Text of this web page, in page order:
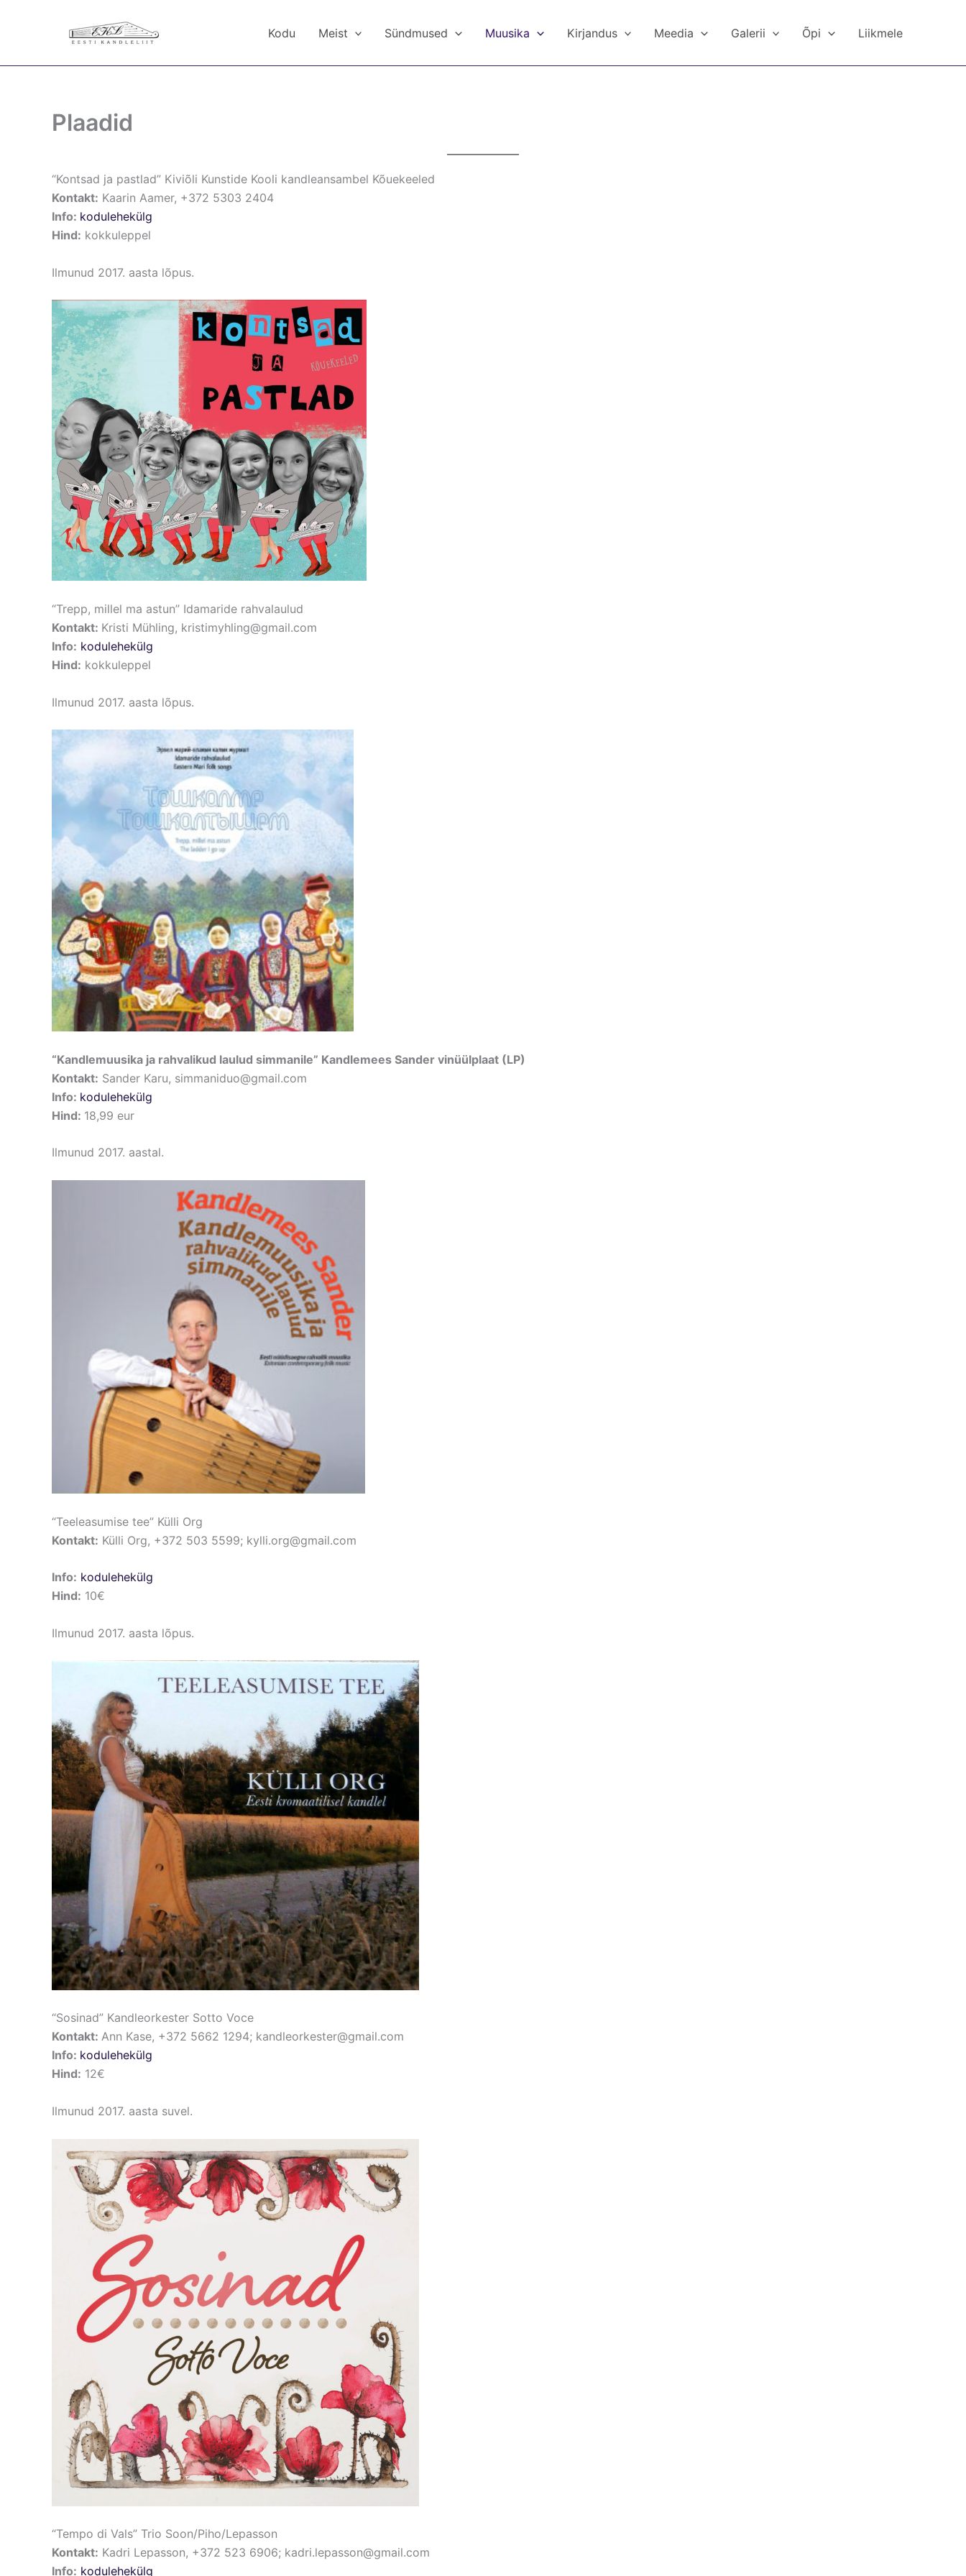
Kodu Meist Sündmused Muusika Kirjandus Meedia Galerii Õpi Liikmele
Plaadid
“Kontsad ja pastlad” Kiviõli Kunstide Kooli kandleansambel Kõuekeeled
Kontakt: Kaarin Aamer, +372 5303 2404
Info: kodulehekülg
Hind: kokkuleppel
Ilmunud 2017. aasta lõpus.
“Trepp, millel ma astun” Idamaride rahvalaulud
Kontakt: Kristi Mühling, kristimyhling@gmail.com
Info: kodulehekülg
Hind: kokkuleppel
Ilmunud 2017. aasta lõpus.
“Kandlemuusika ja rahvalikud laulud simmanile” Kandlemees Sander vinüülplaat (LP)
Kontakt: Sander Karu, simmaniduo@gmail.com
Info: kodulehekülg
Hind: 18,99 eur
Ilmunud 2017. aastal.
“Teeleasumise tee” Külli Org
Kontakt: Külli Org, +372 503 5599; kylli.org@gmail.com
Info: kodulehekülg
Hind: 10€
Ilmunud 2017. aasta lõpus.
“Sosinad” Kandleorkester Sotto Voce
Kontakt: Ann Kase, +372 5662 1294; kandleorkester@gmail.com
Info: kodulehekülg
Hind: 12€
Ilmunud 2017. aasta suvel.
“Tempo di Vals” Trio Soon/Piho/Lepasson
Kontakt: Kadri Lepasson, +372 523 6906; kadri.lepasson@gmail.com
Info: kodulehekülg